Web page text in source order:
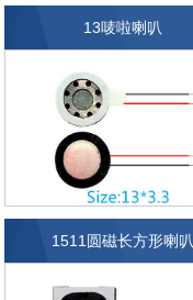
13唛啦喇叭
1511圆磁长方形喇叭